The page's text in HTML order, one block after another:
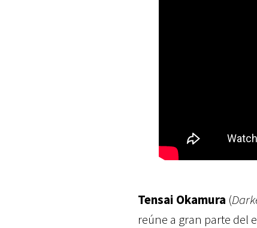
Tensai Okamura (
reúne a gran parte del